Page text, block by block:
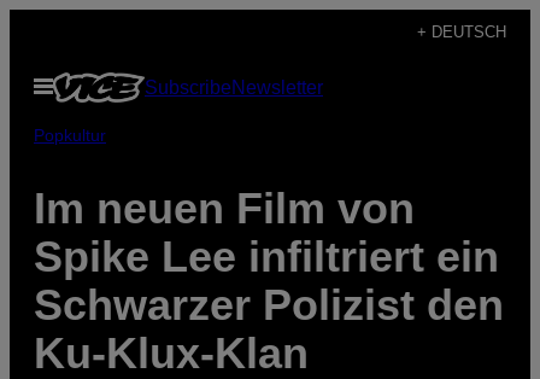
content
+ DEUTSCH
Open
Menu
SubscribeNewsletter
Popkultur
Im neuen Film von
Spike Lee infiltriert ein
Schwarzer Polizist den
Ku-Klux-Klan